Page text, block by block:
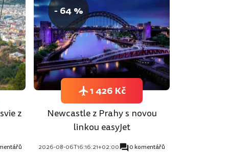
z
- 64 %
Newcastle z Prahy s novou
linkou easyJet
2026-08-06T16:16:21+02:00 0 komentářů
1 426 Kč